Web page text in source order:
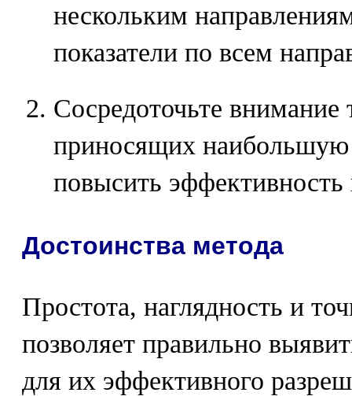
нескольким
показатели по всем
Сосредоточьте внимание
приносящих
повысить эффективность
Достоинства метода
Простота, наглядность и
позволяет правильно
для их эффективного